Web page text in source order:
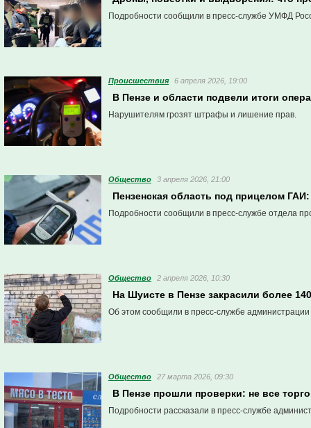
Подробности сообщили в пресс-службе УМФД
Проиcшествия 6 апреля 2026, 19:00
В Пензе и области подвели итоги
Нарушителям грозят штрафы и лишение прав.
Общество 3 апреля 2026, 21:00
Пензенская область под прицелом
Подробности сообщили в пресс-службе отдела
Общество 2 апреля 2026, 10:30
На Шуисте в Пензе закрасили более
Об этом сообщили в пресс-службе
Общество 27 марта 2026, 09:30
В Пензе прошли проверки: не все
Подробности рассказали в пресс-службе